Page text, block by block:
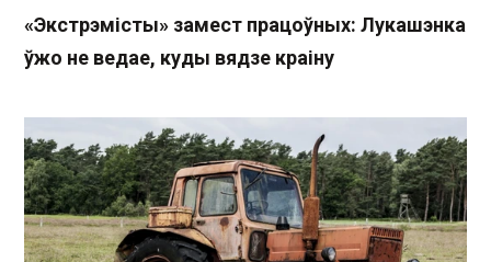
«Экстрэмісты» замест працоўных: Лукашэнка
ўжо не ведае, куды вядзе краіну